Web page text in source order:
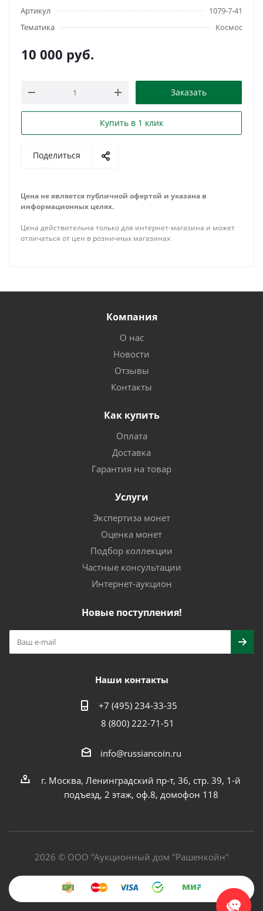
Артикул
1079-7-41
Тематика
Космос
10 000 руб.
Заказать
Купить в 1 клик
Поделиться
Цена не является публичной офертой и указана в
информационных целях.
Цена действительна только для интернет-магазина и может
отличаться от цен в розничных магазинах
Компания
О нас
Новости
Отзывы
Контакты
Как купить
Оплата
Доставка
Гарантия на товар
Услуги
Экспертиза монет
Оценка монет
Подбор коллекции
Частные консультации
Интернет-аукцион
Новые поступления!
Наши контакты
+7 (495) 234-33-35
8 (800) 222-71-51
info@russiancoin.ru
г. Москва, Ленинградский пр-т, 36, стр. 39, 1-й
подъезд, 2 этаж, оф.8, домофон 118
2026 © ООО "Аукционный дом "Рашенкойн"